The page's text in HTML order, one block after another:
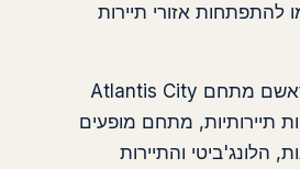
להתפתחות אזורי תיירות
כיום מוביל מוטי גרין, באמצעות קבוצת ברקליס, פרויקטים רחבי היקף באזור ים המלח, ובראשם מתחם Atlantis City
תיירותיות, מתחם מופעים
הלונג'ביטי והתיירות